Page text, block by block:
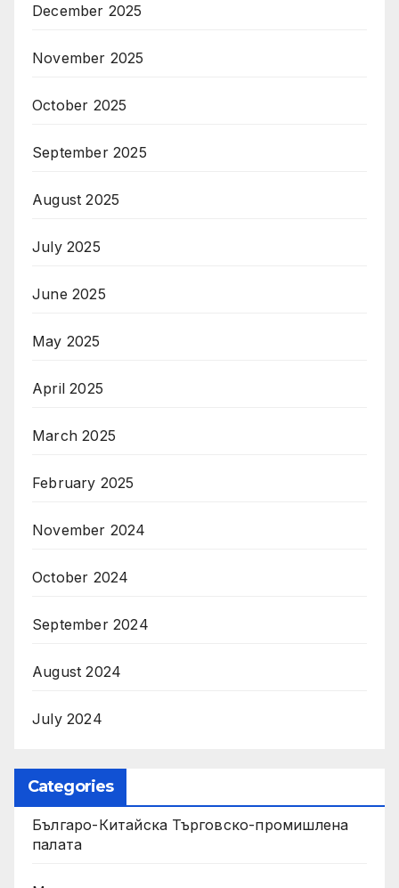
December 2025
November 2025
October 2025
September 2025
August 2025
July 2025
June 2025
May 2025
April 2025
March 2025
February 2025
November 2024
October 2024
September 2024
August 2024
July 2024
Categories
Българо-Китайска Търговско-промишлена
палaта